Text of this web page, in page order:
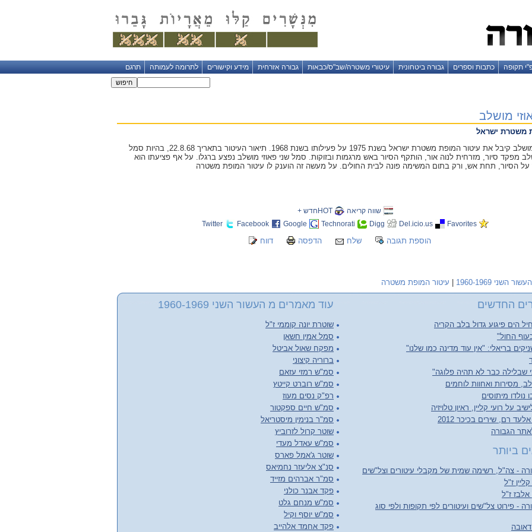
תקופה כתבות וספרים גבורה ביטחונית עיטורי משטרה/שב"ס/כבאות גבורה אזרחית מידע וקישורים לתרומה לעמותה תרגם
מושלב
משטרת ישראל
סמ"ש פאוזי מושלב קיבל את עיטור המופת משטרת ישראל בשנת 1975 על פעילותו בשנת 1968. תיאור העיטור בתאריך 22.8.68, בהיות סמל
מפקד סיור, מזרחית לנוה אור, הותקף הסיור באש מרגמות ובזוקות. סמל שני פאוזי מושלב נפצע ברגלו. על אף פציעתו הוא
הסיור, תחת אש, ורק בתום המשימה פונה לבית החולים. על מעשה זה הוענק לו עיטור המופת משטרה
שווה קריאה
HOTחדש +
Favorites
Del.icio.us
Digg
Technorati
Google
Facebook
Twitter
הוספת תגובה שלח הדפסה דווח
העשור השני 1960-1969 עיטור המופת משטרה
החדשים
הים פיגוע גדול בלב הקריה
החול"
בריאלי: "אין עוד מדינה כמו שלנו"
שבלילה כבר לא תהיה פלוגה"
מסירות ואחוות לוחמים
נולדו מיתוסים
על רועי קליין, ראיון טלויזיה
רם, שירים בכיכר 2012
הגבורה
ביותר
- צה"ל, רשימה שמית של מקבלי עיטורים וצל"שים
ז"ל
אלבז ז"ל
- פירוט צל"שים ועיטורים לפי תקופות ולפי סוג
עוד מאמרים מ העשור השני 1960-1969
שוטרת יונה קוממי ז"ל
סמל אמין חשאן
מפקח שאול אביטל
ברוריה קיצוני
סמ"ש רמזי עזאם
סמ"ש רוברט קייטץ
רפ"ק נסים מעוז
סמ"ש חיים ספקטור
סמ"ר בנימין מיסטריאל
שוטר קרול לזרוביץ
סמ"ש עאדל מעדי
שוטר ג'אמל פארס
סנ"צ אליעזר נחמיאס
סמ"ר אברהים מזייד
פקד אבנר כולני
סמ"ש מנחם גלט
סמ"ש יוסף וקיל
פקד אחמד אלהייב